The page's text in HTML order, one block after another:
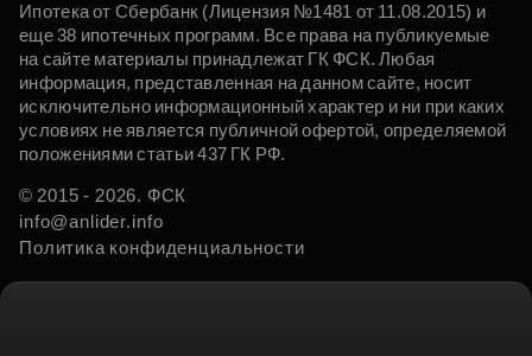
Ипотека от Сбербанк (Лицензия №1481 от 11.08.2015) и
еще 38 ипотечных программ. Все права на публикуемые
на сайте материалы принадлежат ГК ФСК. Любая
информация, представленная на данном сайте, носит
исключительно информационный характер и ни при каких
условиях не является публичной офертой, определяемой
положениями статьи 437 ГК РФ.
© 2015 - 2026. ФСК
info@anlider.info
Политика конфиденциальности